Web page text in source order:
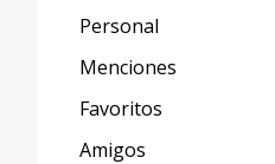
Personal
Menciones
Favoritos
Amigos